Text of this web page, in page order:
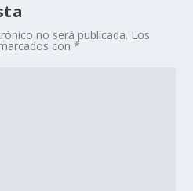
no será publicada. Los
con*